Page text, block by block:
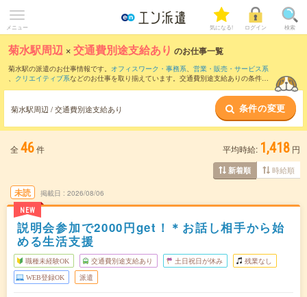
メニュー 気になる! ログイン 検索
菊水駅周辺 ×交通費別途支給あり のお仕事一覧
菊水駅の派遣のお仕事情報です。 オフィスワーク・事務系、 営業・販売・サービス系
、 クリエイティブ系などのお仕事を取り揃えています。交通費別途支給ありの条件の
菊水駅周辺 / 交通費別途支給あり 条件の変更
全 46件 平均時給: 1,418 円
新着順 時給順
未読
NEW
掲載日 2026/08/06
説明会参加で2000円get！＊お話し相手から始
める生活支援
職種未経験OK 交通費別途支給あり 土日祝日が休み 残業なし
WEB登録OK 派遣